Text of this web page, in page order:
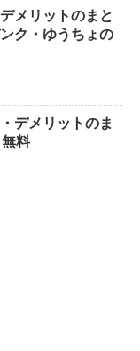
メリットのまと
ク・ゆうちょの
デメリットのま
料